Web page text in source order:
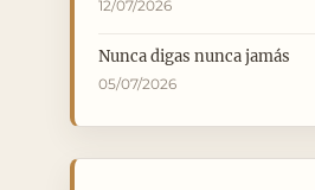
12/07/2026
Nunca digas nunca jamás
05/07/2026